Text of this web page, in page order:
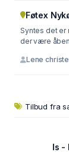
Føtex
Syntes det er
der være
Lene
Tilbud fra
Is -